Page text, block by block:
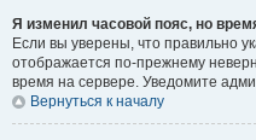
Я изменил часовой пояс, но
Если вы уверены, что правильно
отображается по-прежнему
время на сервере. Уведомите
Вернуться к началу